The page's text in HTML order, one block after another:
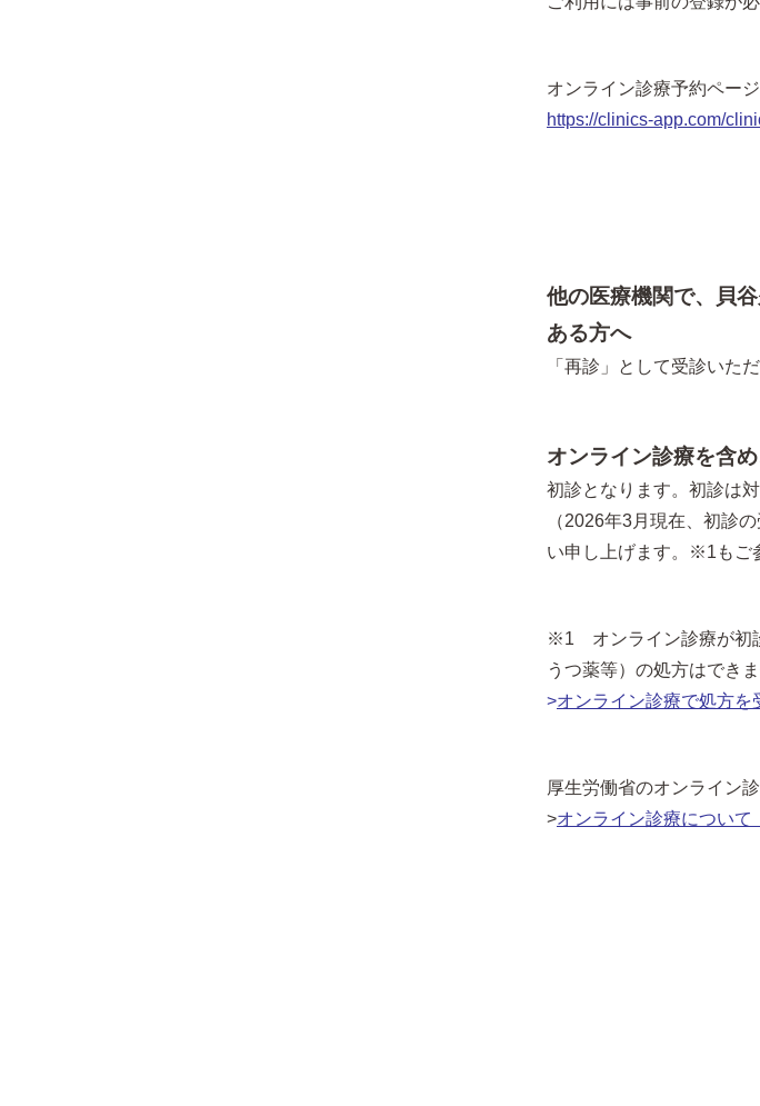
オンライン診療予約ページ
https://clinics-app.com/
他の医療機関で、貝
ある方へ
「再診」として受診いただ
オンライン診療を含
初診となります。初診は
（2026年3月現在、初診
い申し上げます。※1もご
※1 オンライン診療が初
うつ薬等）の処方はできま
>オンライン診療で処方を
厚生労働省のオンライン
>オンライン診療について